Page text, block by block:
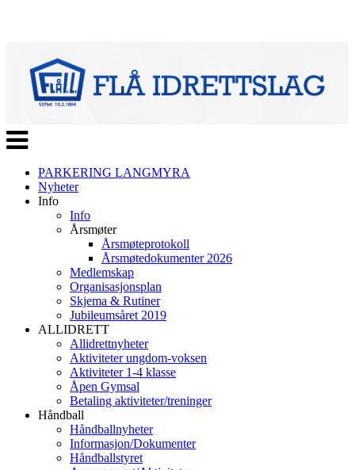
Veksle
navigasjon
PARKERING LANGMYRA
Nyheter
Info
Info
Årsmøter
Årsmøteprotokoll
Årsmøtedokumenter 2026
Medlemskap
Organisasjonsplan
Skjema & Rutiner
Jubileumsåret 2019
ALLIDRETT
Allidrettnyheter
Aktiviteter ungdom-voksen
Aktiviteter 1-4 klasse
Åpen Gymsal
Betaling aktiviteter/treninger
Håndball
Håndballnyheter
Informasjon/Dokumenter
Håndballstyret